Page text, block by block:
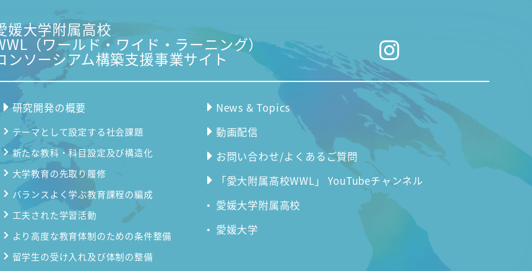
媛大学附属高校
（ワールド・ワイド・ラーニング）
ンソーシアム構築支援事業サイト
研究開発の概要
テーマとして設定する社会課題
新たな教科・科目設定及び構造化
大学教育の先取り履修
バランスよく学ぶ教育課程の編成
工夫された学習活動
より高度な教育体制のための条件整備
留学生の受け入れ及び体制の整備
News & Topics
動画配信
お問い合わせ/よくあるご質問
「愛大附属高校WWL」 YouTubeチャンネル
愛媛大学附属高校
愛媛大学